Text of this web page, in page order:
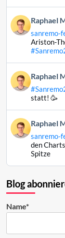
Bluesky
ansehen
Beitrag
von
Raphael
ansehen
Raphael
sanremo-
Ariston-
Beitrag
von
Raphael
Bluesky
ansehen
Raphael
statt! 🥳
Beitrag
von
Raphael
ansehen
Raphael
sanremo-
den
Spitze
Blog
Name*